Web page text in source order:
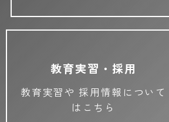
教育実習・採用
教育実習や 採用情報について
はこちら